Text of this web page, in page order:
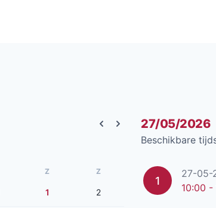
Previous month
Next month
Z Z
1 2
27/05/2026
Beschikbare
1
27-05-
10:00 -